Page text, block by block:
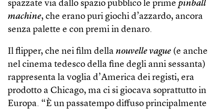
spazzate via dallo spazio pubblico le prime pinball
machine, che erano puri giochi d’azzardo, ancora
senza palette e con premi in denaro.
Il flipper, che nei film della nouvelle vague (e anche
nel cinema tedesco della fine degli anni sessanta)
rappresenta la voglia d’America dei registi, era
prodotto a Chicago, ma ci si giocava soprattutto in
Europa. “È un passatempo diffuso principalmente